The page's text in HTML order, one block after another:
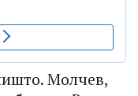
Молчев,